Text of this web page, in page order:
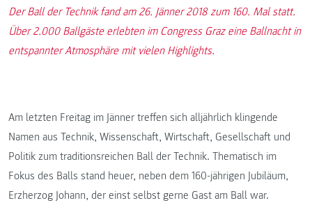
Der Ball der Technik fand am 26. Jänner 2018 zum 160. Mal statt.
Über 2.000 Ballgäste erlebten im Congress Graz eine Ballnacht in
entspannter Atmosphäre mit vielen Highlights.
Am letzten Freitag im Jänner treffen sich alljährlich klingende
Namen aus Technik, Wissenschaft, Wirtschaft, Gesellschaft und
Politik zum traditionsreichen Ball der Technik. Thematisch im
Fokus des Balls stand heuer, neben dem 160-jährigen Jubiläum,
Erzherzog Johann, der einst selbst gerne Gast am Ball war.